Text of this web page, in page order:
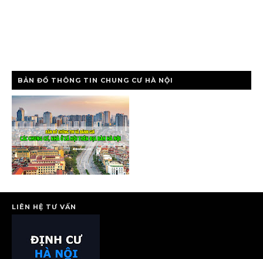
BẢN ĐỒ THÔNG TIN CHUNG CƯ HÀ NỘI
LIÊN HỆ TƯ VẤN